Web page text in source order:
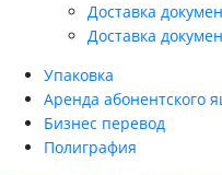
Доставка
Доставка
Упаковка
Аренда абонентского
Бизнес перевод
Полиграфия